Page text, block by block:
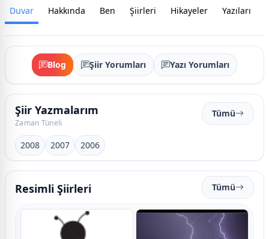
Duvar
Hakkında Ben Şiirleri Hikayeler Yazıları
Blog Şiir Yorumları Yazı Yorumları
Şiir Yazmalarım
Zaman Tüneli
Tümü
2008 2007 2006
Resimli Şiirleri Tümü